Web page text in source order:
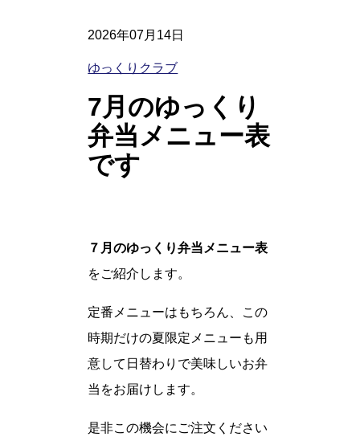
2026年07月14日
ゆっくりクラブ
7月のゆっくり
弁当メニュー表
です
７月のゆっくり弁当メニュー表
をご紹介します。
定番メニューはもちろん、この
時期だけの夏限定メニューも用
意して日替わりで美味しいお弁
当をお届けします。
是非この機会にご注文ください